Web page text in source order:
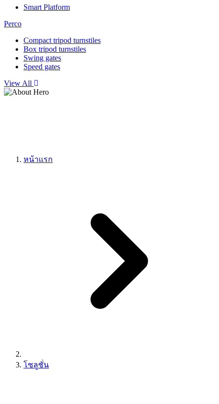
Smart Platform
Perco
Compact tripod turnstiles
Box tripod turnstiles
Swing gates
Speed gates
View All
หน้าแรก
โซลูชั่น